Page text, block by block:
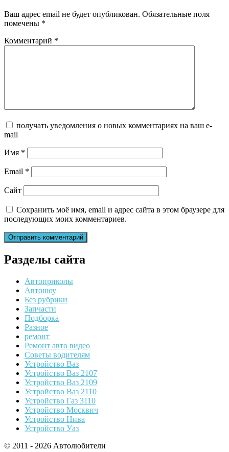
Ваш адрес email не будет опубликован. Обязательные поля
помечены *
Комментарий *
получать уведомления о новых комментариях на ваш e-
mail
Имя *
Email *
Сайт
Сохранить моё имя, email и адрес сайта в этом браузере для
последующих моих комментариев.
Разделы сайта
Автоприколы
Автошоу
Без рубрики
Запчасти
Подборка
Разное
ремонт
Ремонт авто видео
Советы водителям
Устройство Ваз
Устройство Ваз 2107
Устройство Ваз 2109
Устройство Ваз 2110
Устройство Газ 3110
Устройство Москвич
Устройство Нива
Устройство Уаз
© 2011 - 2026 Автолюбители